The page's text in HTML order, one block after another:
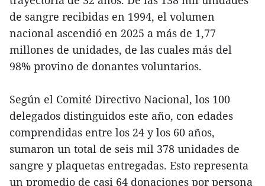
de sangre recibidas en 1994, el volumen
nacional ascendió en 2025 a más de 1,77
millones de unidades, de las cuales más del
98% provino de donantes voluntarios.
Según el Comité Directivo Nacional, los 100
delegados distinguidos este año, con edades
comprendidas entre los 24 y los 60 años,
sumaron un total de seis mil 378 unidades de
sangre y plaquetas entregadas. Esto representa
un promedio de casi 64 donaciones por persona